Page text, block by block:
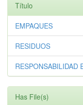
Título
EMPAQUES
RESIDUOS
RESPONSABILIDAD
Has File(s)